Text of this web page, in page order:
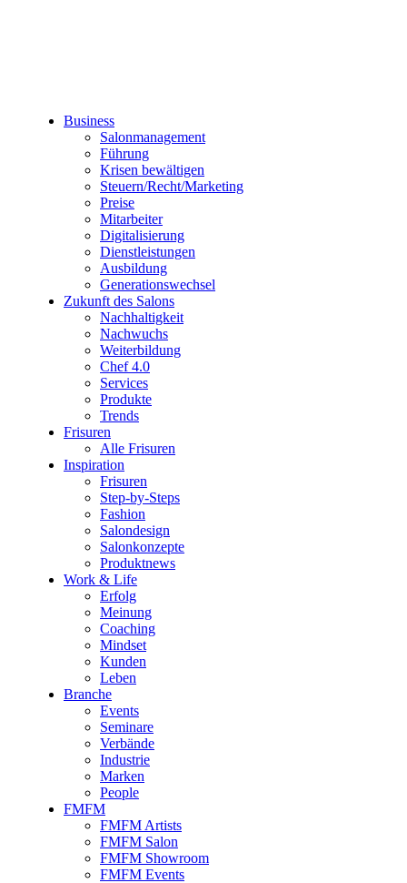
Business
Salonmanagement
Führung
Krisen bewältigen
Steuern/Recht/Marketing
Preise
Mitarbeiter
Digitalisierung
Dienstleistungen
Ausbildung
Generationswechsel
Zukunft des Salons
Nachhaltigkeit
Nachwuchs
Weiterbildung
Chef 4.0
Services
Produkte
Trends
Frisuren
Alle Frisuren
Inspiration
Frisuren
Step-by-Steps
Fashion
Salondesign
Salonkonzepte
Produktnews
Work & Life
Erfolg
Meinung
Coaching
Mindset
Kunden
Leben
Branche
Events
Seminare
Verbände
Industrie
Marken
People
FMFM
FMFM Artists
FMFM Salon
FMFM Showroom
FMFM Events